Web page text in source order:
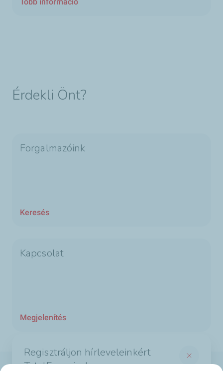
Regisztráljon hírleveleinkért
TotalEnergies!
Érdekli Önt?
Forgalmazóink
Keresés
Kapcsolat
Megjelenítés